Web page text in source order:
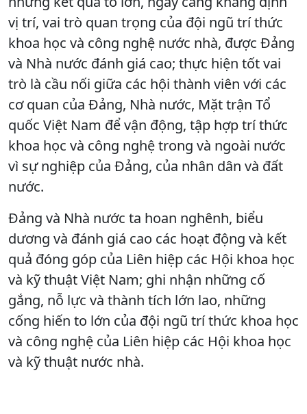
vị trí, vai trò quan trọng của đội ngũ trí thức
khoa học và công nghệ nước nhà, được Đảng
và Nhà nước đánh giá cao; thực hiện tốt vai
trò là cầu nối giữa các hội thành viên với các
cơ quan của Đảng, Nhà nước, Mặt trận Tổ
quốc Việt Nam để vận động, tập hợp trí thức
khoa học và công nghệ trong và ngoài nước
vì sự nghiệp của Đảng, của nhân dân và đất
nước.
Đảng và Nhà nước ta hoan nghênh, biểu
dương và đánh giá cao các hoạt động và kết
quả đóng góp của Liên hiệp các Hội khoa học
và kỹ thuật Việt Nam; ghi nhận những cố
gắng, nỗ lực và thành tích lớn lao, những
cống hiến to lớn của đội ngũ trí thức khoa học
và công nghệ của Liên hiệp các Hội khoa học
và kỹ thuật nước nhà.